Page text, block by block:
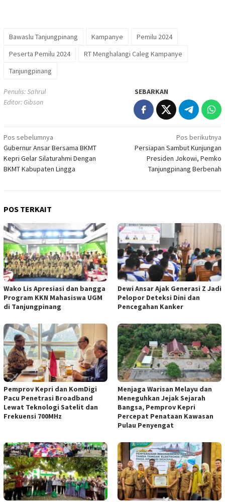
Bawaslu Tanjungpinang Kampanye
Pemilu 2024
Peserta Pemilu 2024
RT Menghalangi Caleg Kampanye
Tanjungpinang
Penulis: Sahrul
Editor: Gibson
SEBARKAN
Navigasi
pos
Pos sebelumnya
Gubernur Ansar Bersama BKMT
Kepri Gelar Silaturahmi Dengan
BKMT Kabupaten Lingga
Pos berikutnya
Persiapan Sambut Kunjungan
Presiden Jokowi, Pemko
Tanjungpinang Berbenah
POS TERKAIT
Wako Lis Apresiasi dan bangga
Program KKN Mahasiswa UGM
di Tanjungpinang
Dewi Ansar Ajak Generasi Z Jadi
Pelopor Deteksi Dini dan
Pencegahan Kanker
Pemprov Kepri dan KomDigi
Pacu Penetrasi Broadband
Lewat Teknologi Satelit dan
Frekuensi 700MHz
Menjaga Warisan Melayu dan
Meneguhkan Jejak Sejarah
Bangsa, Pemprov Kepri
Percepat Penataan Kawasan
Pulau Penyengat